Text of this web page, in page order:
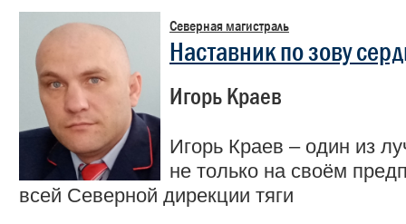
Северная магистраль
Наставник по зову
Игорь Краев
Игорь Краев – один из
не только на своём
всей Северной дирекции тяги